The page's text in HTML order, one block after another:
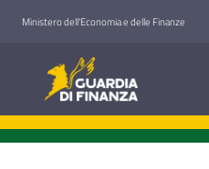
Ministero dell'Economia e delle Finanze
Guardia di Finanza
Guardia di Finanza